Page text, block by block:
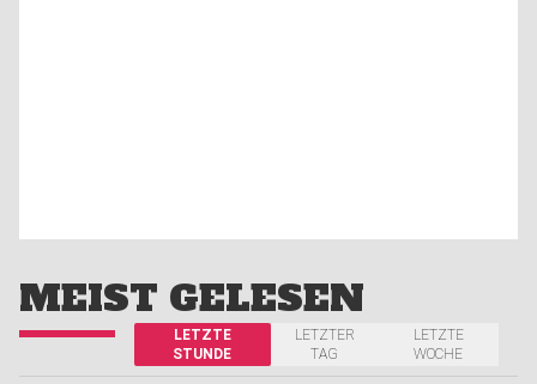
MEIST GELESEN
LETZTE
STUNDE
LETZTER
TAG
LETZTE
WOCHE